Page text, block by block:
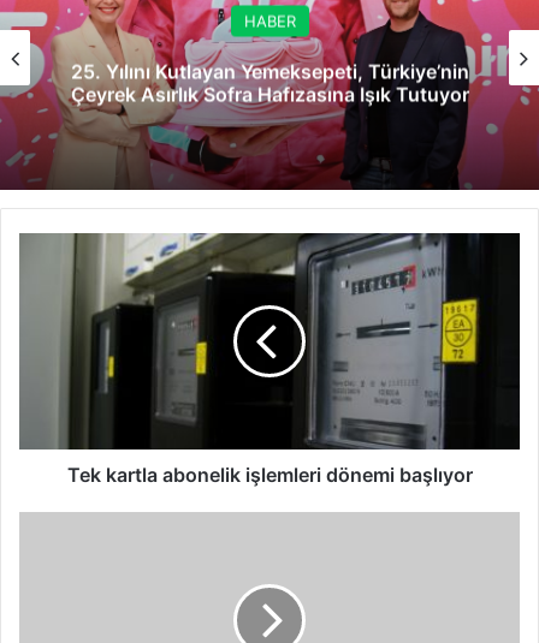
HABER
25. Yılını Kutlayan Yemeksepeti, Türkiye’nin
Çeyrek Asırlık Sofra Hafızasına Işık Tutuyor
Tek kartla abonelik işlemleri dönemi başlıyor